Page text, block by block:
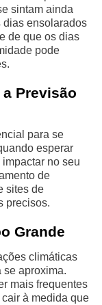
sintam ainda
dias ensolarados
de que os dias
pode
Previsão
para se
esperar
no seu
de
sites de
precisos.
Grande
climáticas
se aproxima.
mais frequentes
à medida que